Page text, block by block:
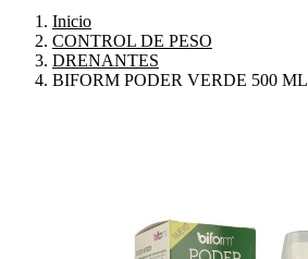
Inicio
CONTROL DE PESO
DRENANTES
BIFORM PODER VERDE 500 ML